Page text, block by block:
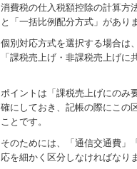
消費税の仕入税額控除の計算方
と「一括比例配分方式」があり
個別対応方式を選択する場合は
「課税売上げ・非課税売上げに
ポイントは「課税売上げにのみ
確にしておき、記帳の際にこの
ことです。
そのためには、「通信交通費」
応を細かく区分しなければなり